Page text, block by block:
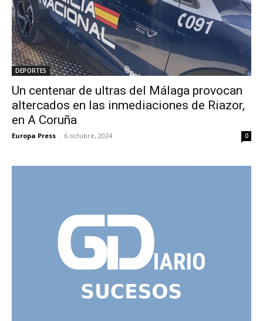
DEPORTES
Un centenar de ultras del Málaga provocan
altercados en las inmediaciones de Riazor,
en A Coruña
Europa Press - 6 octubre, 2024 0